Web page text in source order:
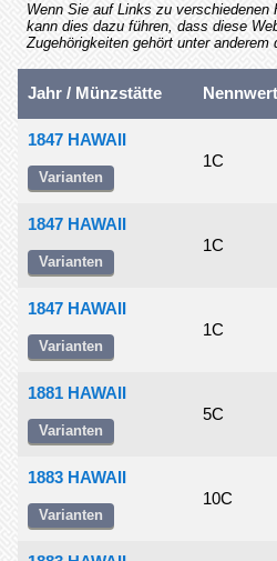
Wenn Sie auf Links zu
kann dies dazu führen, dass diese
Zugehörigkeiten gehört unter anderem
Jahr / Münzstätte Nennwert
1847 HAWAII
Varianten
1C
1847 HAWAII
Varianten
1C
1847 HAWAII
Varianten
1C
1881 HAWAII
Varianten
5C
1883 HAWAII
Varianten
10C